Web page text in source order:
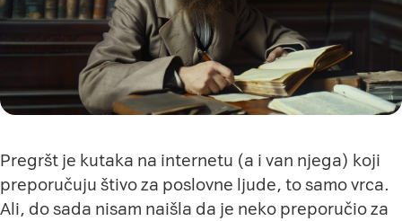
Pregršt je kutaka na internetu (a i van njega) koji
preporučuju štivo za poslovne ljude, to samo vrca.
Ali, do sada nisam naišla da je neko preporučio za